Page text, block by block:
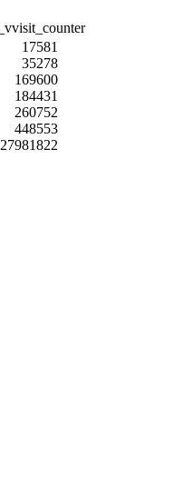
17581
35278
169600
184431
260752
448553
27981822